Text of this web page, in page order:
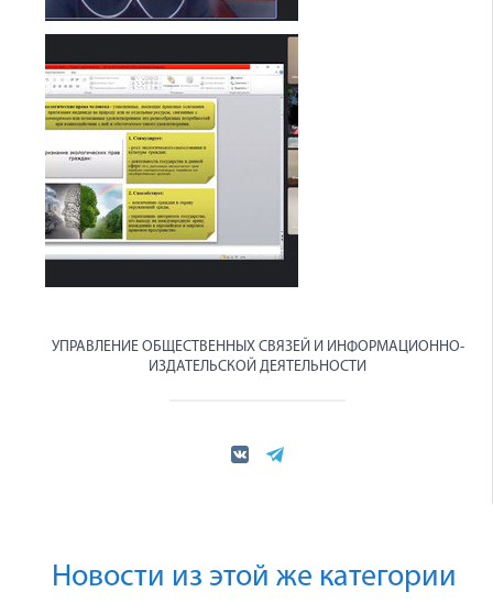
УПРАВЛЕНИЕ ОБЩЕСТВЕННЫХ СВЯЗЕЙ И ИНФОРМАЦИОННО-
ИЗДАТЕЛЬСКОЙ ДЕЯТЕЛЬНОСТИ
Новости из этой же категории